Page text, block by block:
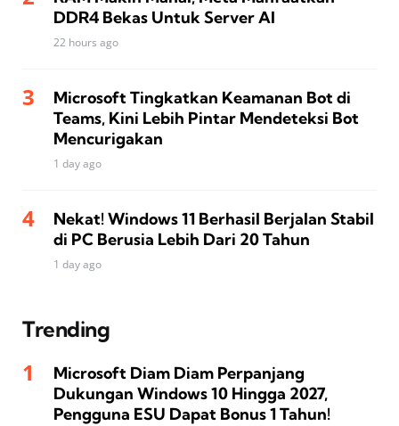
DDR4 Bekas Untuk Server AI
22 hours ago
Microsoft Tingkatkan Keamanan Bot di
Teams, Kini Lebih Pintar Mendeteksi Bot
Mencurigakan
1 day ago
Nekat! Windows 11 Berhasil Berjalan Stabil
di PC Berusia Lebih Dari 20 Tahun
1 day ago
Trending
Microsoft Diam Diam Perpanjang
Dukungan Windows 10 Hingga 2027,
Pengguna ESU Dapat Bonus 1 Tahun!